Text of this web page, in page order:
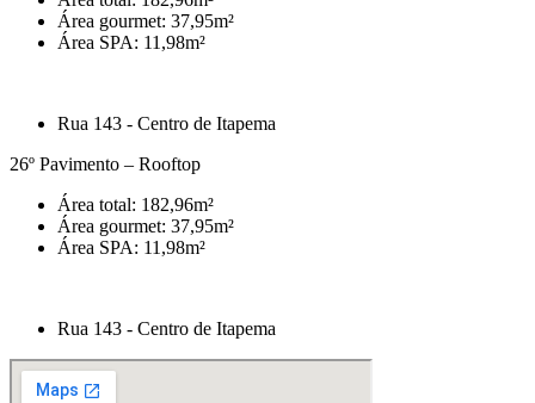
Área gourmet: 37,95m²
Área SPA: 11,98m²
Rua 143 - Centro de Itapema
26º Pavimento – Rooftop
Área total: 182,96m²
Área gourmet: 37,95m²
Área SPA: 11,98m²
Rua 143 - Centro de Itapema